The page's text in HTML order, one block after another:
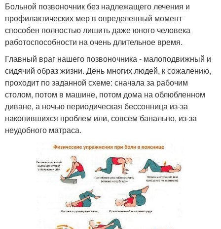
Больной позвоночник без надлежащего лечения и
профилактических мер в определенный момент
способен полностью лишить даже юного человека
работоспособности на очень длительное время.
Главный враг нашего позвоночника - малоподвижный и
сидячий образ жизни. День многих людей, к сожалению,
проходит по заданной схеме: сначала за рабочим
столом, потом в машине, потом дома на облюбленном
диване, а ночью периодическая бессонница из-за
накопившихся проблем или, совсем банально, из-за
неудобного матраса.